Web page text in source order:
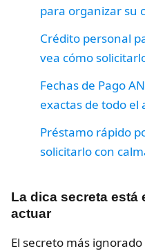
para organizar su
Crédito personal
vea cómo
Fechas de Pago
exactas de todo el
Préstamo rápido
solicitarlo con
La dica secreta está
actuar
El secreto más